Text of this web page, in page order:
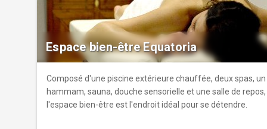
Espace bien-être Equatoria
Composé d'une piscine extérieure chauffée, deux spas, un
hammam, sauna, douche sensorielle et une salle de repos,
l'espace bien-être est l'endroit idéal pour se détendre.